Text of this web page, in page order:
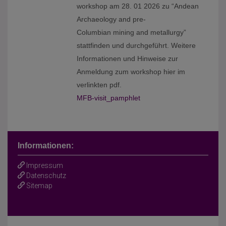
workshop am 28. 01 2026 zu “Andean
Archaeology and pre-
Columbian mining and metallurgy”
stattfinden und durchgeführt. Weitere
Informationen und Hinweise zur
Anmeldung zum workshop hier im
verlinkten pdf.
MFB-visit_pamphlet
Informationen:
Impressum
Datenschutz
Sitemap